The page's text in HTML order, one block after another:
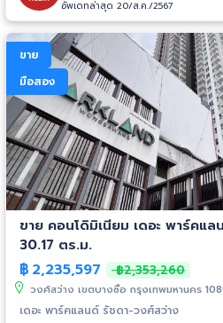
สาธารณสุข : 5.0 กม.
อัพเดทล่าสุด 20/ส.ค./2567
ขาย
มือสอง
ขาย คอนโดิมิเนียม เดอะ พาร์คแลนด์
30.17 ตร.ม.
฿ 2,235,597 ฿2,353,260
วงศ์สว่าง เขตบางซื่อ กรุงเทพมหานคร
เดอะ พาร์คแลนด์ รัชดา-วงศ์สว่าง